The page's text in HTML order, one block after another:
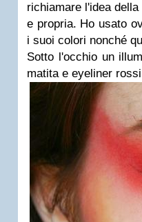
richiamare l'idea
e propria. Ho usato
i suoi colori nonché
Sotto l'occhio un
matita e eyeliner